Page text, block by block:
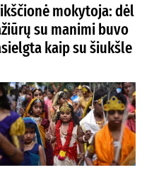
mokytoja: dėl
su manimi buvo
kaip su šiukšle